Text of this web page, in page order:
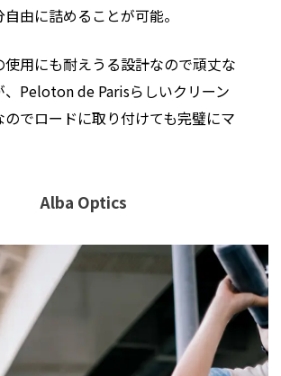
由に詰めることが可能。
使用にも耐えうる設計なので頑丈な
、Peloton de Parisらしいクリーン
のでロードに取り付けても完璧にマ
Alba Optics